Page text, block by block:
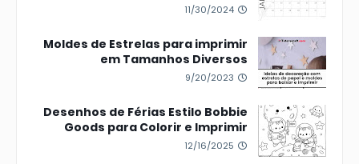
11/30/2024
Moldes de Estrelas para imprimir
em Tamanhos Diversos
9/20/2023
Desenhos de Férias Estilo Bobbie
Goods para Colorir e Imprimir
12/16/2025